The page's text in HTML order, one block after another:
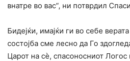
внатре во вас“, ни потврдил
Бидејќи, имајќи ги во себе
состојба сме лесно да Го
Царот на сѐ, спасоносниот Логос